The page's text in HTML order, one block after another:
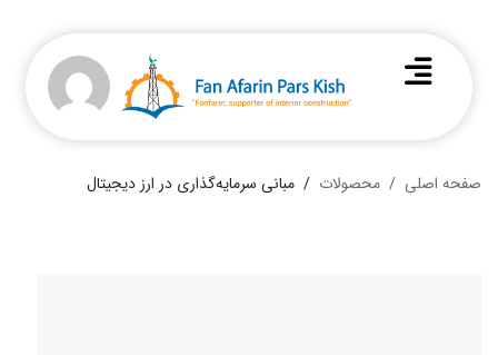
صفحه اصلی محصولات مبانی سرمایه‌گذاری در ارز دیجیتال